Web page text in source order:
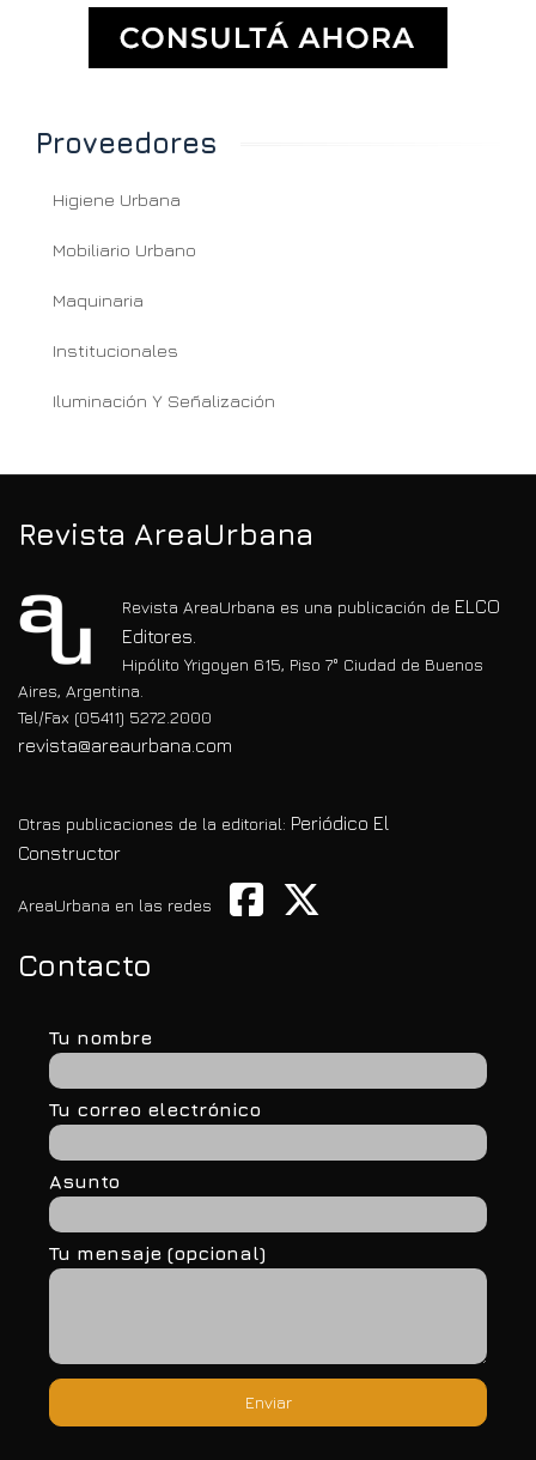
Proveedores
Higiene Urbana
Mobiliario Urbano
Maquinaria
Institucionales
Iluminación Y Señalización
Revista AreaUrbana
Revista AreaUrbana es una publicación de ELCO
Editores.
Hipólito Yrigoyen 615, Piso 7° Ciudad de Buenos
Aires, Argentina.
Tel/Fax (05411) 5272.2000
revista@areaurbana.com
Otras publicaciones de la editorial: Periódico El
Constructor
AreaUrbana en las redes
Contacto
Tu nombre
Tu correo electrónico
Asunto
Tu mensaje (opcional)